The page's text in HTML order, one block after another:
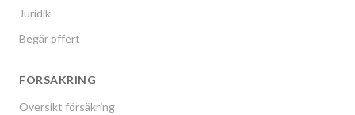
Juridik
Begär offert
FÖRSÄKRING
Översikt försäkring